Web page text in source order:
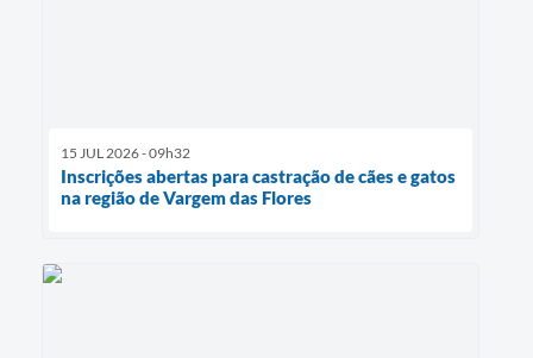
15 JUL 2026 - 09h32
Inscrições abertas para castração de cães e gatos
na região de Vargem das Flores